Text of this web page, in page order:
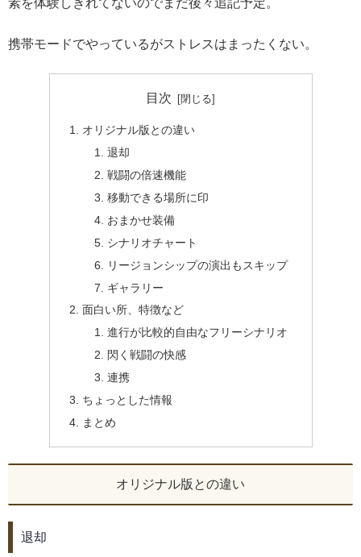
素を体験しきれてないのでまだ後々追記予定。
携帯モードでやっているがストレスはまったくない。
目次
オリジナル版との違い
退却
戦闘の倍速機能
移動できる場所に印
おまかせ装備
シナリオチャート
リージョンシップの演出もスキップ
ギャラリー
面白い所、特徴など
進行が比較的自由なフリーシナリオ
閃く戦闘の快感
連携
ちょっとした情報
まとめ
オリジナル版との違い
退却